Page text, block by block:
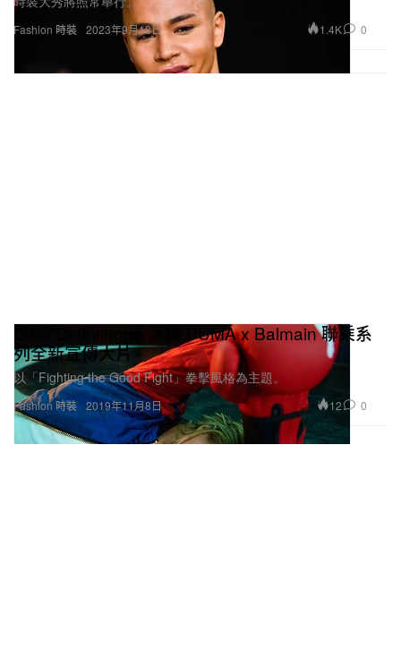
Fashion 時裝 2023年9月18日 1.4K 0
Fashion 時裝
Cara Delevingne 演繹 PUMA x Balmain 聯乘系
列全新宣傳大片
以「Fighting the Good Fight」拳擊風格為主題。
2019年11月8日 12 0